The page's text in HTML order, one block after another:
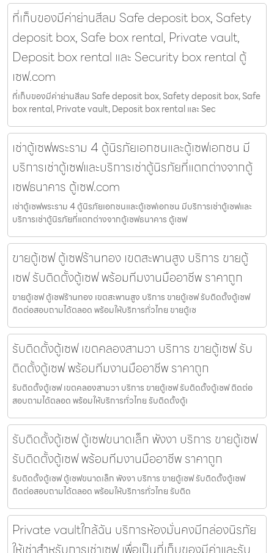
ที่เก็บของมีค่าย่านสีลม Safe deposit box, Safety
deposit box, Safe box rental, Private vault,
Deposit box rental และ Security box rental ตู้
เซฟ.com
ที่เก็บของมีค่าย่านสีลม Safe deposit box, Safety deposit box, Safe
box rental, Private vault, Deposit box rental และ Sec
เช่าตู้เซฟพระราม 4 ตู้นิรภัยเอกชนและตู้เซฟเอกชน มี
บริการเช่าตู้เซฟและบริการเช่าตู้นิรภัยที่แตกต่างจากตู้
เซฟธนาคาร ตู้เซฟ.com
เช่าตู้เซฟพระราม 4 ตู้นิรภัยเอกชนและตู้เซฟเอกชน มีบริการเช่าตู้เซฟและ
บริการเช่าตู้นิรภัยที่แตกต่างจากตู้เซฟธนาคาร ตู้เซฟ
ขายตู้เซฟ ตู้เซฟร้านทอง เขตสะพานสูง บริการ ขายตู้
เซฟ รับติดตั้งตู้เซฟ พร้อมทีมงานมืออาชีพ ราคาถูก
ขายตู้เซฟ ตู้เซฟร้านทอง เขตสะพานสูง บริการ ขายตู้เซฟ รับติดตั้งตู้เซฟ
ติดต่อสอบถามได้ตลอด พร้อมให้บริการทั่วไทย ขายตู้เซ
รับติดตั้งตู้เซฟ เขตคลองสามวา บริการ ขายตู้เซฟ รับ
ติดตั้งตู้เซฟ พร้อมทีมงานมืออาชีพ ราคาถูก
รับติดตั้งตู้เซฟ เขตคลองสามวา บริการ ขายตู้เซฟ รับติดตั้งตู้เซฟ ติดต่อ
สอบถามได้ตลอด พร้อมให้บริการทั่วไทย รับติดตั้งตู้เ
รับติดตั้งตู้เซฟ ตู้เซฟขนาดเล็ก พังงา บริการ ขายตู้เซฟ
รับติดตั้งตู้เซฟ พร้อมทีมงานมืออาชีพ ราคาถูก
รับติดตั้งตู้เซฟ ตู้เซฟขนาดเล็ก พังงา บริการ ขายตู้เซฟ รับติดตั้งตู้เซฟ
ติดต่อสอบถามได้ตลอด พร้อมให้บริการทั่วไทย รับติด
Private vaultใกล้ฉัน บริการห้องมั่นคงมีกล่องนิรภัย